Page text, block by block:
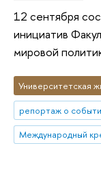
12 сентября
инициатив
мировой
Университетская
репортаж о